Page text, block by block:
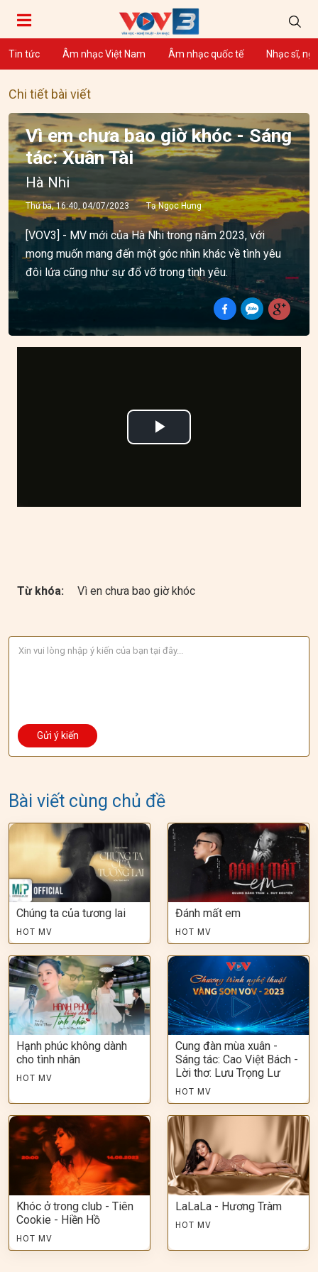
Tin tức Âm nhạc Việt Nam Âm nhạc quốc tế Nhạc sĩ,
Chi tiết bài viết
Vì em chưa bao giờ khóc - Sáng
tác: Xuân Tài
Hà Nhi
Thứ ba, 16:40, 04/07/2023 Tạ Ngọc Hưng
[VOV3] - MV mới của Hà Nhi trong năm 2023, với
mong muốn mang đến một góc nhìn khác về tình yêu
đôi lứa cũng như sự đổ vỡ trong tình yêu.
Play
Từ khóa: Vì en chưa bao giờ khóc
Bài viết cùng chủ đề
Chúng ta của tương lai
HOT MV
Đánh mất em
HOT MV
Hạnh phúc không dành
cho tình nhân
HOT MV
Cung đàn mùa xuân -
Sáng tác: Cao Việt Bách -
Lời thơ: Lưu Trọng Lư
HOT MV
Khóc ở trong club - Tiên
Cookie - Hiền Hồ
HOT MV
LaLaLa - Hương Tràm
HOT MV